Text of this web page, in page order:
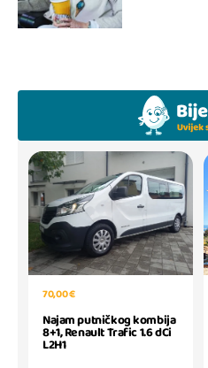
70,00 €
Najam putničkog kombija
8+1, Renault Trafic 1.6 dCi
L2H1